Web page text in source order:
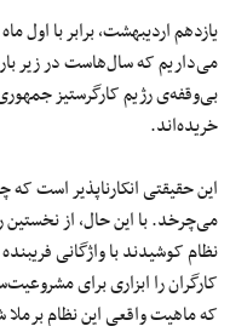
یازدهم اردیبهشت، برابر با اول
می‌داریم که سال‌هاست در زیر
بی‌وقفه‌ی رژیم کارگرستیز
خریده‌اند.
این حقیقتی انکارناپذیر است
می‌چرخد. با این حال، از نخستین
نظام کوشیدند با واژگانی
کارگران را ابزاری برای
که ماهیت واقعی این نظام